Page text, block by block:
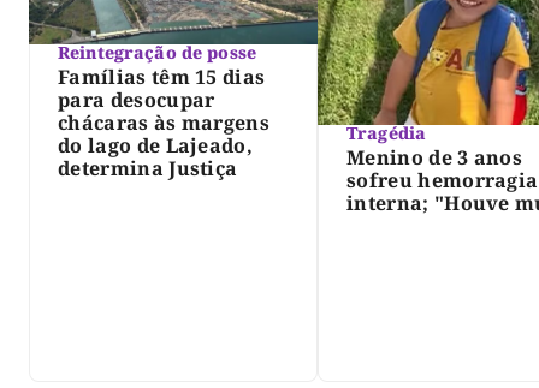
Reintegração de posse
Famílias têm 15 dias
para desocupar
chácaras às margens
do lago de Lajeado,
determina Justiça
Tragédia
Menino de 3 anos
sofreu hemorragia
interna; "Houve